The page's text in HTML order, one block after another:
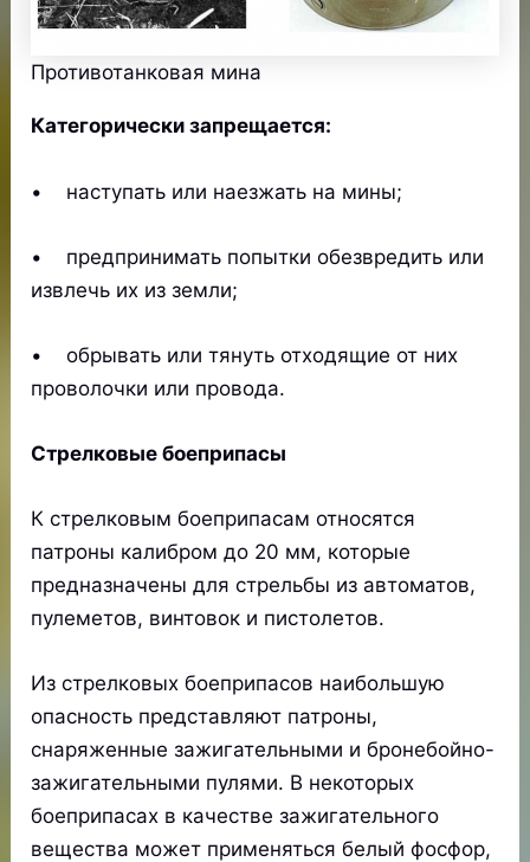
Противотанковая мина
Категорически запрещается:
• наступать или наезжать на мины;
• предпринимать попытки обезвредить или
извлечь их из земли;
• обрывать или тянуть отходящие от них
проволочки или провода.
Стрелковые боеприпасы
К стрелковым боеприпасам относятся
патроны калибром до 20 мм, которые
предназначены для стрельбы из автоматов,
пулеметов, винтовок и пистолетов.
Из стрелковых боеприпасов наибольшую
опасность представляют патроны,
снаряженные зажигательными и бронебойно-
зажигательными пулями. В некоторых
боеприпасах в качестве зажигательного
вещества может применяться белый фосфор,